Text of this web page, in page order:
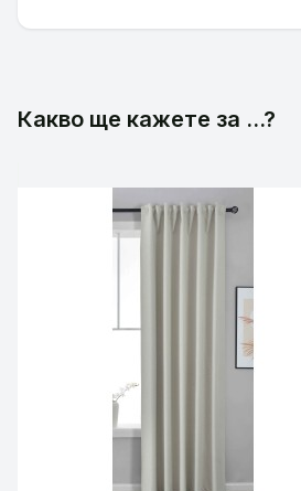
Какво ще кажете за ...?